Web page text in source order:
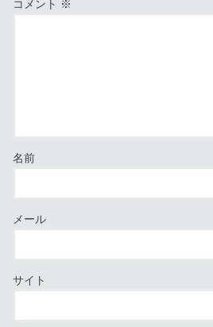
コメント ※
名前
メール
サイト